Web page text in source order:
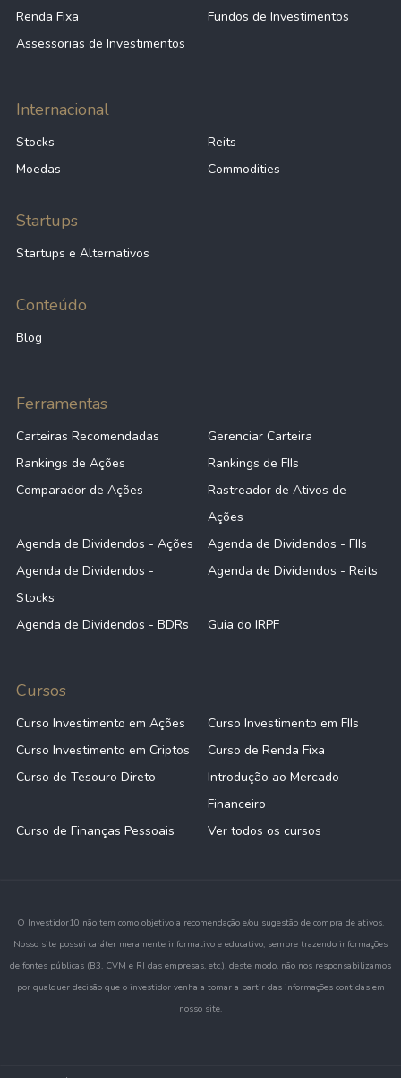
Renda Fixa
Fundos de Investimentos
Assessorias de Investimentos
Internacional
Stocks
Reits
Moedas
Commodities
Startups
Startups e Alternativos
Conteúdo
Blog
Ferramentas
Carteiras Recomendadas
Gerenciar Carteira
Rankings de Ações
Rankings de FIIs
Comparador de Ações
Rastreador de Ativos de
Ações
Agenda de Dividendos - Ações
Agenda de Dividendos - FIIs
Agenda de Dividendos -
Stocks
Agenda de Dividendos - Reits
Agenda de Dividendos - BDRs Guia do IRPF
Cursos
Curso Investimento em Ações
Curso Investimento em FIIs
Curso Investimento em Criptos
Curso de Renda Fixa
Curso de Tesouro Direto
Introdução ao Mercado
Financeiro
Curso de Finanças Pessoais
Ver todos os cursos
O Investidor10 não tem como objetivo a recomendação e/ou sugestão de compra de ativos.
Nosso site possui caráter meramente informativo e educativo, sempre trazendo informações
de fontes públicas (B3, CVM e RI das empresas, etc.), deste modo, não nos responsabilizamos
por qualquer decisão que o investidor venha a tomar a partir das informações contidas em
nosso site.